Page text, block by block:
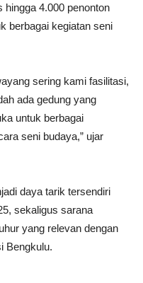
4.000 penonton
berbagai kegiatan seni
sering kami fasilitasi,
ada gedung yang
untuk berbagai
seni budaya,” ujar
daya tarik tersendiri
sekaligus sarana
yang relevan dengan
Bengkulu.